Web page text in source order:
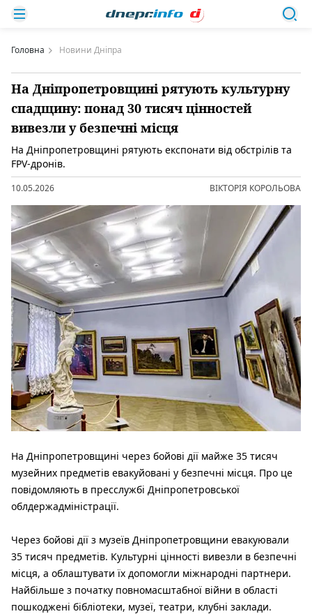
Головна Новини Дніпра
На Дніпропетровщині рятують культурну
спадщину: понад 30 тисяч цінностей
вивезли у безпечні місця
На Дніпропетровщині рятують експонати від обстрілів та
FPV-дронів.
10.05.2026 ВІКТОРІЯ КОРОЛЬОВА
На Дніпропетровщині через бойові дії майже 35 тисяч
музейних предметів евакуйовані у безпечні місця. Про це
повідомляють в пресслужбі Дніпропетровської
облдержадміністрації.
Через бойові дії з музеїв Дніпропетровщини евакуювали
35 тисяч предметів. Культурні цінності вивезли в безпечні
місця, а облаштувати їх допомогли міжнародні партнери.
Найбільше з початку повномасштабної війни в області
пошкоджені бібліотеки, музеї, театри, клубні заклади.